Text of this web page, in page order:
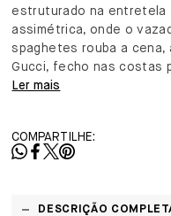
estruturado na entretela
assimétrica, onde o
spaghetes rouba a cena,
Gucci, fecho nas costas
Ler mais
COMPARTILHE:
DESCRIÇÃO